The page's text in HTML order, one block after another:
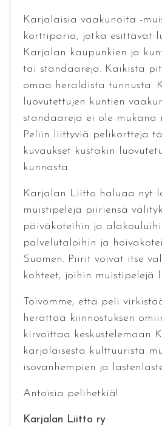
Karjalaisia vaakunoita -
korttiparia, jotka esittävät
Karjalan kaupunkien ja
tai standaareja. Kaikista
omaa heraldista tunnusta.
luovutettujen kuntien
standaareja ei ole mukana
Peliin liittyviä pelikortteja
kuvaukset kustakin
kunnasta.
Karjalan Liitto haluaa nyt
muistipelejä piiriensä
päiväkoteihin ja
palvelutaloihin ja
Suomen. Piirit voivat itse
kohteet, joihin muistipelejä
Toivomme, että peli
herättää kiinnostuksen
kirvoittaa keskustelemaan
karjalaisesta kulttuurista
isovanhempien ja
Antoisia pelihetkiä!
Karjalan Liitto ry